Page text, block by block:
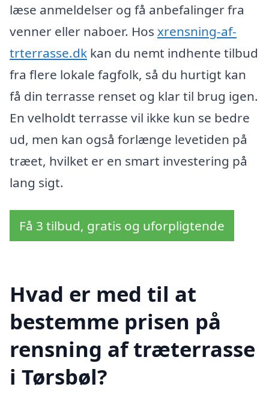
læse anmeldelser og få anbefalinger fra
venner eller naboer. Hos xrensning-af-
trterrasse.dk kan du nemt indhente tilbud
fra flere lokale fagfolk, så du hurtigt kan
få din terrasse renset og klar til brug igen.
En velholdt terrasse vil ikke kun se bedre
ud, men kan også forlænge levetiden på
træet, hvilket er en smart investering på
lang sigt.
Få 3 tilbud, gratis og uforpligtende
Hvad er med til at
bestemme prisen på
rensning af træterrasse
i Tørsbøl?